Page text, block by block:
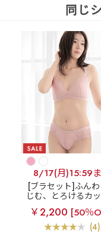
同じ
8/17(月)15:59
[ブラセット]ふん
じむ、とろけるカ
プティブーケ とろけ
ンワイヤー ブラジ
ショーツ
￥2,200 [50％
(4)